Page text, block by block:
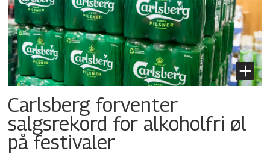
Carlsberg forventer
salgsrekord for alkoholfri øl
på festivaler